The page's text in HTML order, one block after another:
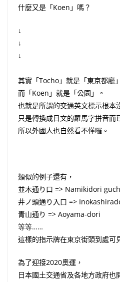
什麼又是「Koen」嗎？
↓
↓
↓
其實「Tocho」就是「東京都廳
而「Koen」就是「公園」。
也就是所謂的交通英文標示根本
只是轉換成日文的羅馬字拼音而
所以外國人也自然看不懂囉。
類似的例子還有，
並木通り口 => Namikidori
井ノ頭通り入口 =>
青山通り => Aoyama-dori
等等……
這樣的指示牌在東京街頭到處可
為了迎接2020奧運，
日本國土交通省及各地方政府也